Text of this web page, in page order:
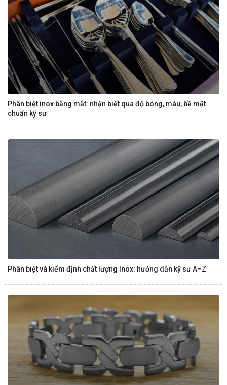
Phân biệt inox bằng mắt: nhận biết qua độ bóng, màu, bề mặt
chuẩn kỹ sư
Phân biệt và kiểm định chất lượng Inox: hướng dẫn kỹ sư A–Z